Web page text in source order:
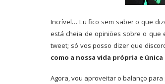
Incrível… Eu fico sem saber o que
está cheia de opiniões sobre o que
tweet; só vos posso dizer que
como a nossa vida própria e única
Agora, vou aproveitar o balanço